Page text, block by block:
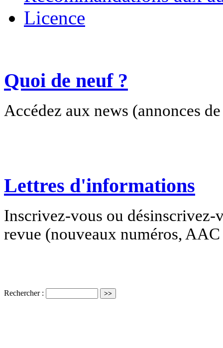
Licence
Quoi de neuf ?
Accédez aux news (annonces
Lettres d'informations
Inscrivez-vous ou
revue (nouveaux numéros,
Rechercher :